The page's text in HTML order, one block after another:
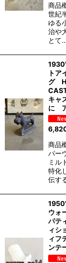
商品
世紀
ゆる
治や
とて
ト
グ
キャ
に
商品
パー
ミル
特化
伝す
ウォ
パテ
ィシ
ィフ
ンテ